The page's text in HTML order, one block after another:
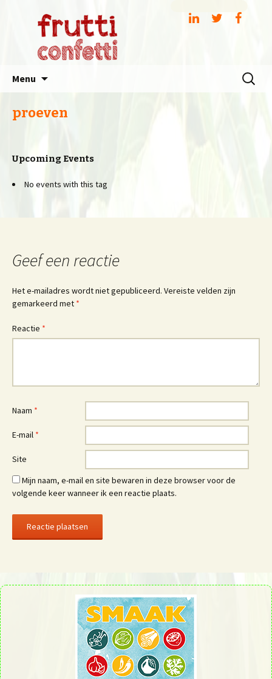
Menu
Zoeken
naar:
proeven
Upcoming Events
No events with this tag
Geef een reactie
Het e-mailadres wordt niet gepubliceerd. Vereiste velden zijn
gemarkeerd met *
Reactie *
Naam *
E-mail *
Site
Mijn naam, e-mail en site bewaren in deze browser voor de
volgende keer wanneer ik een reactie plaats.